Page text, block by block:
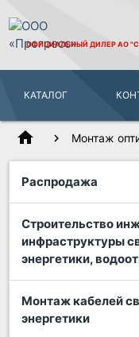
ОФИЦИАЛЬНЫЙ ДИЛЕРАО
КАТАЛОГ
home Монтаж
Распродажа
Строительство
инфраструктуры
энергетики,
Монтаж кабелей
энергетики